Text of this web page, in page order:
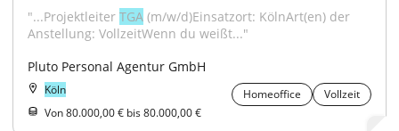
"...Projektleiter TGA (m/w/d)Einsatzort: KölnArt(en) der
Anstellung: VollzeitWenn du weißt..."
Pluto Personal Agentur GmbH
Köln Homeoffice
Vollzeit
Von 80.000,00 € bis 80.000,00 €